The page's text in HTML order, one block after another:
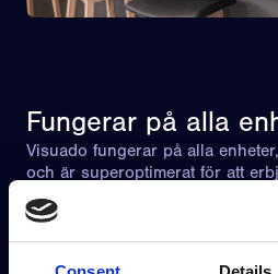
Fungerar på alla
Visuado fungerar på alla
och är superoptimerat för att
minimal batteri- och